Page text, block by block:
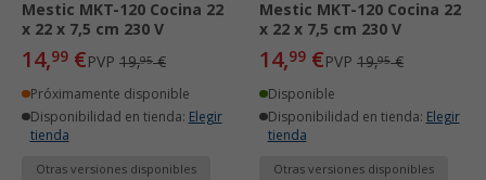
Mestic MKT-120 Cocina 22
x 22 x 7,5 cm 230 V
14,99 €PVP 19,95€
Próximamente disponible
Disponibilidad en tienda: Elegir
tienda
Otras versiones disponibles
Mestic MKT-120 Cocina 22
x 22 x 7,5 cm 230 V
14,99 €PVP 19,95€
Disponible
Disponibilidad en tienda: Elegir
tienda
Otras versiones disponibles